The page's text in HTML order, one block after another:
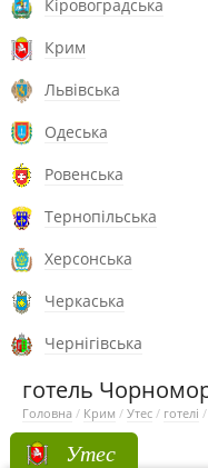
Кіровоградська
Крим
Львівська
Одеська
Ровенська
Тернопільська
Херсонська
Черкаська
Чернігівська
готель
Головна / Крим / Утес / готелі /
Утес